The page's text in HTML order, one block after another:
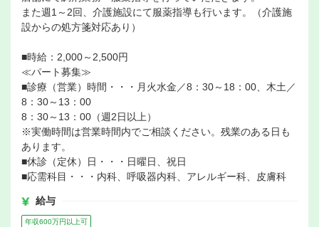
また週1～2回、介護施設にて服薬指導も行います。（介護施
設からの処方箋対応あり）
■時給：2,000～2,500円
≪パート募集≫
■診療（営業）時間・・・月火水金／8：30～18：00、木土／
8：30～13：00
8：30～13：00（週2日以上）
※実働時間は営業時間内でご相談ください。残業のある日も
あります。
■休診（定休）日・・・日曜日、祝日
■応需科目・・・内科、呼吸器内科、アレルギー科、皮膚科
給与
年収600万円以上可